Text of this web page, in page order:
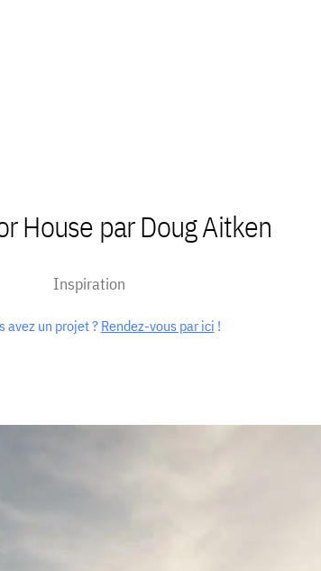
House par Doug Aitken
Inspiration
avez un projet ? Rendez-vous par ici !